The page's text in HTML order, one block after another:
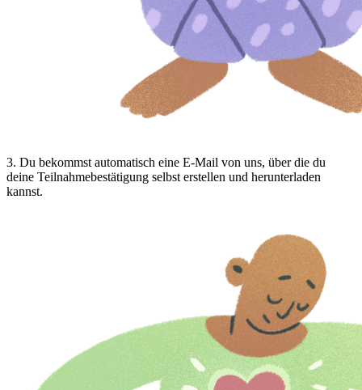
3. Du bekommst automatisch eine E-Mail von uns, über die du
deine Teilnahmebestätigung selbst erstellen und herunterladen
kannst.